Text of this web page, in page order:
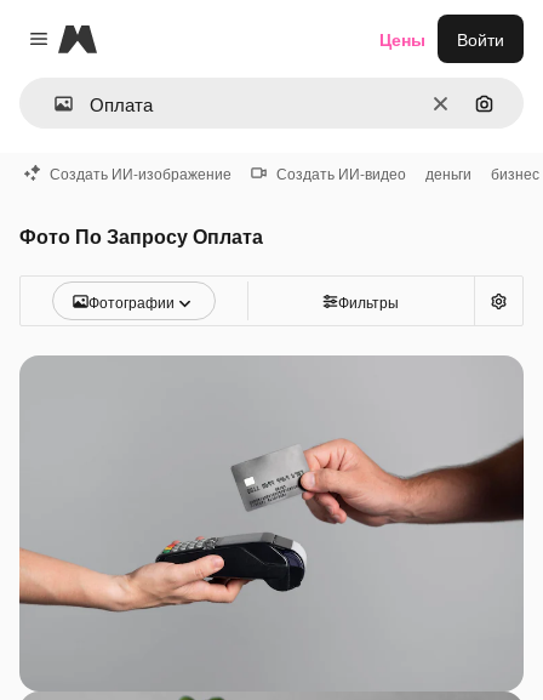
Close menu
Magnific
ОчиститьПоиск
Цены Войти
Создать ИИ-изображение Создать ИИ-видео деньги бизнес
Фото По Запросу Оплата
Фотографии Фильтры